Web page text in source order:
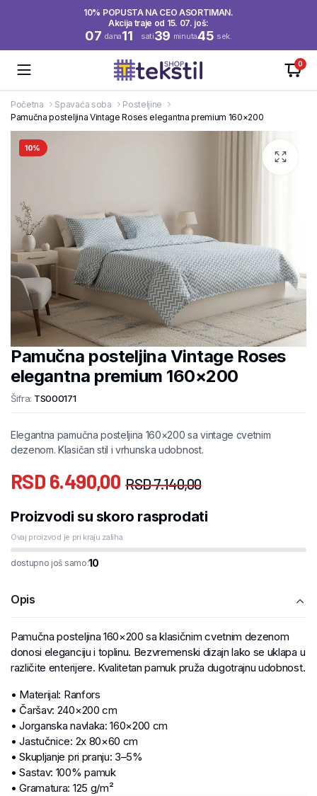
10% POPUSTA NA CEO ASORTIMAN.
Akcija traje od 15. 07. još:
07 dana11 sati39 minuta45 sek.
0
Početna Spavaća soba
Posteljine
Pamučna posteljina Vintage Roses elegantna premium 160×200
10%
Pamučna posteljina Vintage Roses
elegantna premium 160×200
Šifra: TS000171
Elegantna pamučna posteljina 160×200 sa vintage cvetnim
dezenom. Klasičan stil i vrhunska udobnost.
RSD7.140,00
RSD 6.490,00
Proizvodi su skoro rasprodati
Ovaj proizvod je pri kraju zaliha
dostupno još samo:10
Opis
Pamučna posteljina 160×200 sa klasičnim cvetnim dezenom
donosi eleganciju i toplinu. Bezvremenski dizajn lako se uklapa u
različite enterijere. Kvalitetan pamuk pruža dugotrajnu udobnost.
• Materijal: Ranfors
• Čaršav: 240×200 cm
• Jorganska navlaka: 160×200 cm
• Jastučnice: 2x 80×60 cm
• Skupljanje pri pranju: 3–5%
• Sastav: 100% pamuk
• Gramatura: 125 g/m²